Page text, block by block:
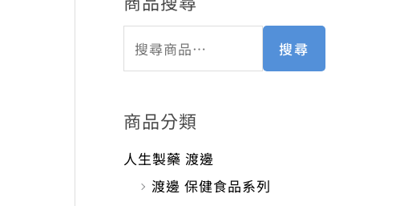
搜尋
商品分類
人生製藥 渡邊
渡邊 保健食品系列